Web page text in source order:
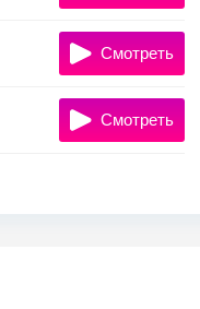
Смотреть
Смотреть